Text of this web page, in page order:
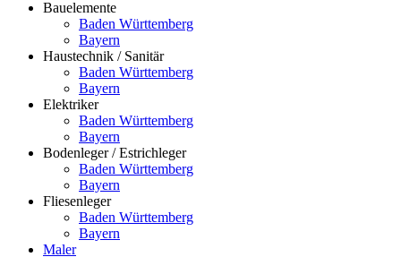
Bauelemente
Baden Württemberg
Bayern
Haustechnik / Sanitär
Baden Württemberg
Bayern
Elektriker
Baden Württemberg
Bayern
Bodenleger / Estrichleger
Baden Württemberg
Bayern
Fliesenleger
Baden Württemberg
Bayern
Maler